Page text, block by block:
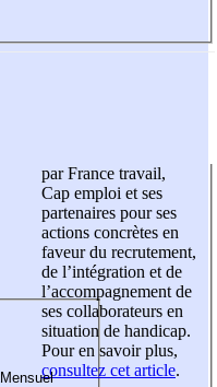
par France travail,
Cap emploi et ses
partenaires pour ses
actions concrètes en
faveur du recrutement,
de l’intégration et de
l’accompagnement de
ses collaborateurs en
situation de handicap.
Pour en savoir plus,
consultez cet article.